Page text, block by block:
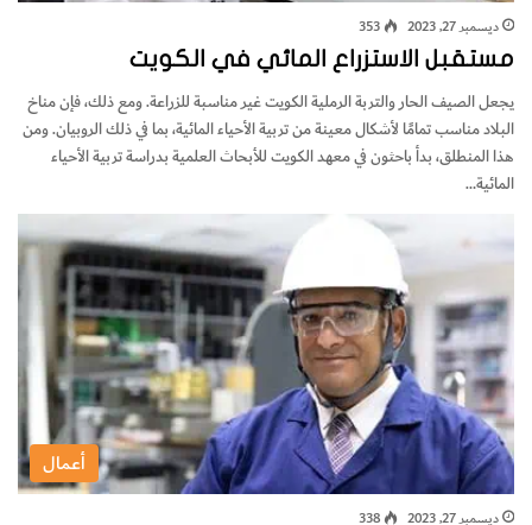
ديسمبر 27, 2023 353
مستقبل الاستزراع المائي في الكويت
يجعل الصيف الحار والتربة الرملية الكويت غير مناسبة للزراعة. ومع ذلك، فإن مناخ
البلاد مناسب تمامًا لأشكال معينة من تربية الأحياء المائية، بما في ذلك الروبيان. ومن
هذا المنطلق، بدأ باحثون في معهد الكويت للأبحاث العلمية بدراسة تربية الأحياء
المائية…
أعمال
ديسمبر 27, 2023 338